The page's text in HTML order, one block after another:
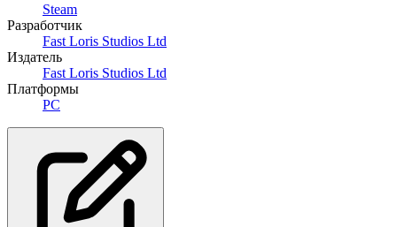
Steam
Разработчик
Fast Loris Studios Ltd
Издатель
Fast Loris Studios Ltd
Платформы
PC